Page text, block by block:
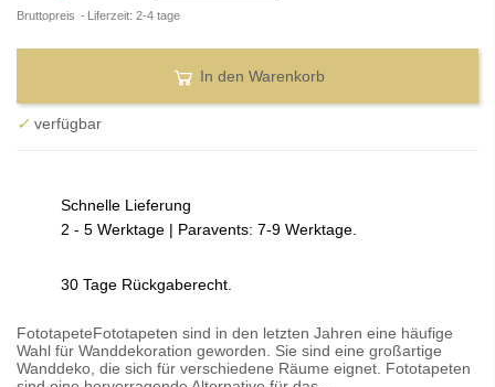
Bruttopreis Liferzeit: 2-4 tage
In den Warenkorb
✓ verfügbar
Schnelle Lieferung
2 - 5 Werktage | Paravents: 7-9 Werktage.
30 Tage Rückgaberecht.
FototapeteFototapeten sind in den letzten Jahren eine häufige
Wahl für Wanddekoration geworden. Sie sind eine großartige
Wanddeko, die sich für verschiedene Räume eignet. Fototapeten